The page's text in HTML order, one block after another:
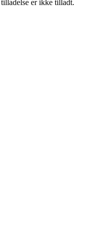
er ikke tilladt.